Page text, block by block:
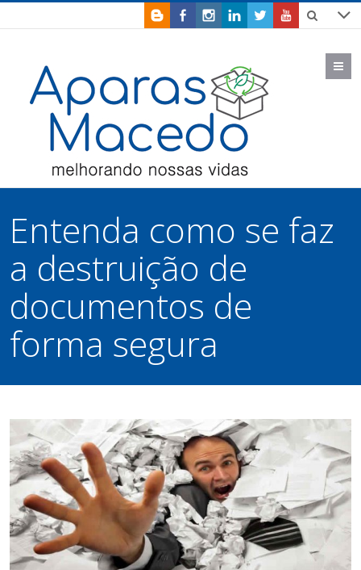
Entenda como se faz
a destruição de
documentos de
forma segura